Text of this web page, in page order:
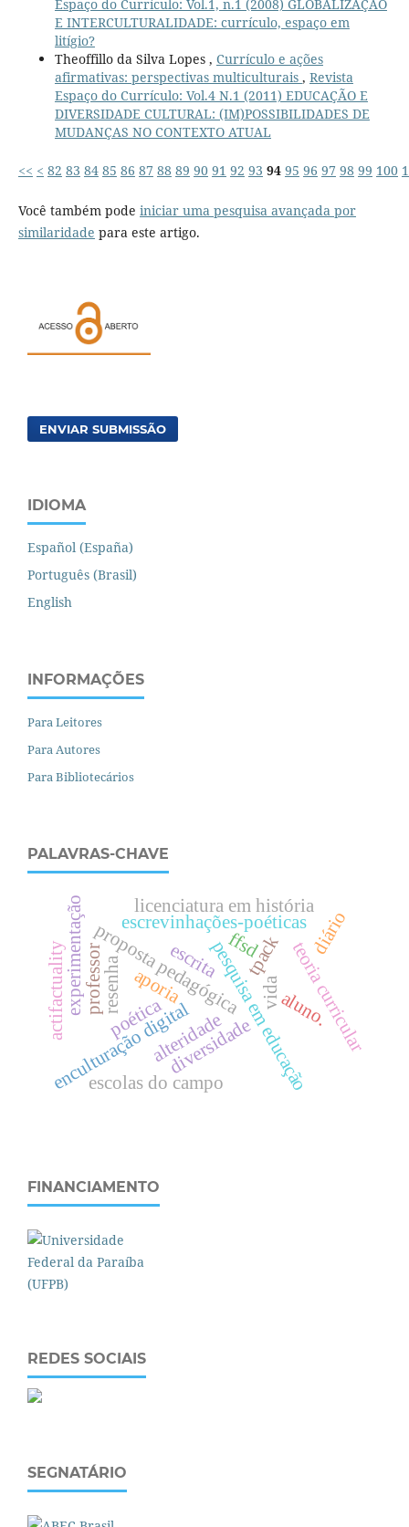
Espaço do Currículo: Vol.1, n.1 (2008) GLOBALIZAÇÃO
E INTERCULTURALIDADE: currículo, espaço em
litígio?
Theoffillo da Silva Lopes , Currículo e ações
afirmativas: perspectivas multiculturais , Revista
Espaço do Currículo: Vol.4 N.1 (2011) EDUCAÇÃO E
DIVERSIDADE CULTURAL: (IM)POSSIBILIDADES DE
MUDANÇAS NO CONTEXTO ATUAL
<< < 82 83 84 85 86 87 88 89 90 91 92 93 94 95 96 97 98 99 100
Você também pode iniciar uma pesquisa avançada por
similaridade para este artigo.
ENVIAR SUBMISSÃO
IDIOMA
Español (España)
Português (Brasil)
English
INFORMAÇÕES
Para Leitores
Para Autores
Para Bibliotecários
PALAVRAS-CHAVE
proposta pedagógica
enculturação digitalpesquisa em educação
escrita
escrevinhações-poéticas
diversidade
tpack
alteridade
poética teoria curricular
escolas do campo
ffsd
licenciatura em história
vida
experimentaçãoprofessor aluno.
resenha
diário
actifactuality aporia
FINANCIAMENTO
REDES SOCIAIS
SEGNATÁRIO